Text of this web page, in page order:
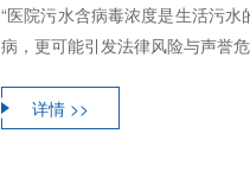
“医院污水含病毒浓度是生活污
病，更可能引发法律风险与声誉
详情 >>